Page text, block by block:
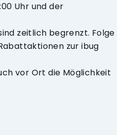
Uhr und der
zeitlich begrenzt. Folge
zur ibug
vor Ort die Möglichkeit